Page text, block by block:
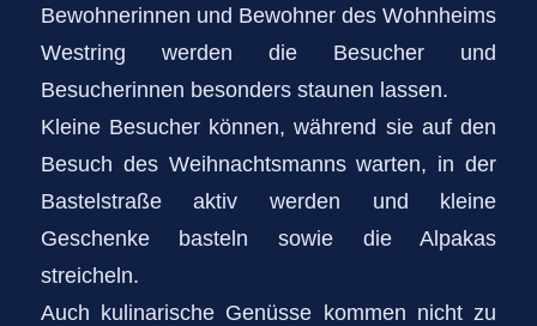
Bewohnerinnen und Bewohner des Wohnheims
Westring werden die Besucher und
Besucherinnen besonders staunen lassen.
Kleine Besucher können, während sie auf den
Besuch des Weihnachtsmanns warten, in der
Bastelstraße aktiv werden und kleine
Geschenke basteln sowie die Alpakas
streicheln.
Auch kulinarische Genüsse kommen nicht zu